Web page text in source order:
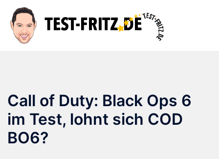
Inhalt
springen
Call of Duty: Black Ops 6
im Test, lohnt sich COD
BO6?